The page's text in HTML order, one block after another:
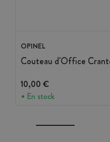
OPINEL
Couteau d'Office
10,00 €
En stock